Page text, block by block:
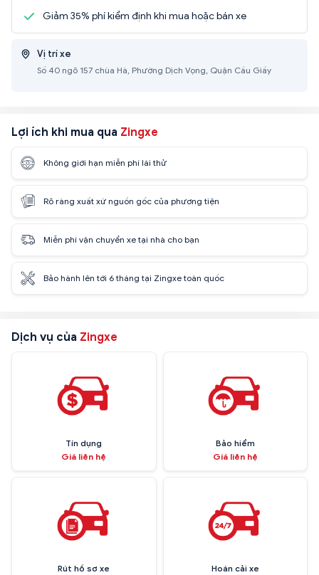
Giảm 35% phí kiểm định khi mua hoặc bán xe
Vị trí xe
Số 40 ngõ 157 chùa Hà, Phường Dịch Vọng, Quận Cầu Giấy
Lợi ích khi mua qua Zingxe
Không giới hạn miễn phí lái thử
Rõ ràng xuất xứ nguồn gốc của phương tiện
Miễn phí vận chuyển xe tại nhà cho bạn
Bảo hành lên tới 6 tháng tại Zingxe toàn quốc
Dịch vụ của Zingxe
Tín dụng
Giá liên hệ
Bảo hiểm
Giá liên hệ
Rút hồ sơ xe
Hoán cải xe